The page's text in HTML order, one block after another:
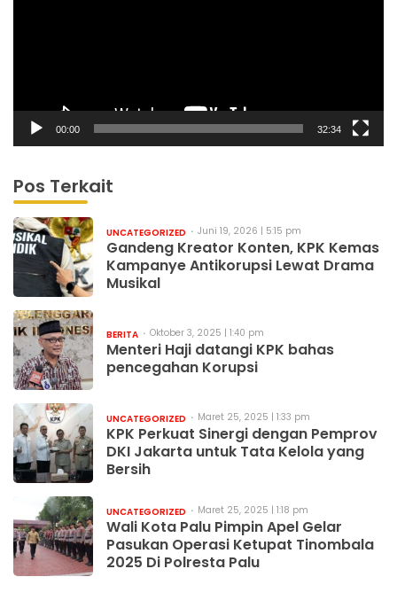
00:00 32:34
Pos Terkait
UNCATEGORIZED Juni 19, 2026 | 5:15 pm
Gandeng Kreator Konten, KPK Kemas
Kampanye Antikorupsi Lewat Drama
Musikal
BERITA Oktober 3, 2025 | 1:40 pm
Menteri Haji datangi KPK bahas
pencegahan Korupsi
UNCATEGORIZED Maret 25, 2025 | 1:33 pm
KPK Perkuat Sinergi dengan Pemprov
DKI Jakarta untuk Tata Kelola yang
Bersih
UNCATEGORIZED Maret 25, 2025 | 1:18 pm
Wali Kota Palu Pimpin Apel Gelar
Pasukan Operasi Ketupat Tinombala
2025 Di Polresta Palu